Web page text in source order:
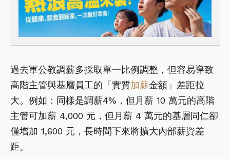
過去軍公教調薪多採取單一比例調整，但容易導致
高階主管與基層員工的「實質加薪金額」差距拉
大。例如：同樣是調薪4%，但月薪 10 萬元的高階
主管可加薪 4,000 元，但月薪 4 萬元的基層同仁卻
僅增加 1,600 元，長時間下來將擴大內部薪資差
距。